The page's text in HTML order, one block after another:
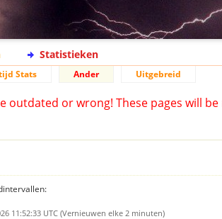
Statistieken
Stats Ander Uitgebreid
or wrong! These pages will
11:52:33 UTC (Vernieuwen elke 2 minuten)